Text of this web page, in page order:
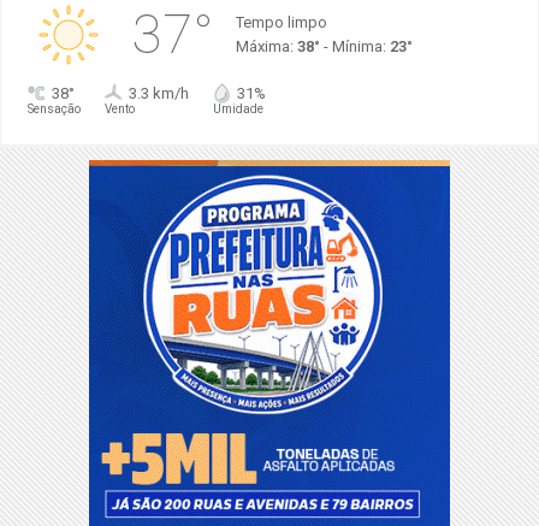
37°
Tempo limpo
Máxima: 38° - Mínima: 23°
38°
Sensação
3.3 km/h
Vento
31%
Umidade